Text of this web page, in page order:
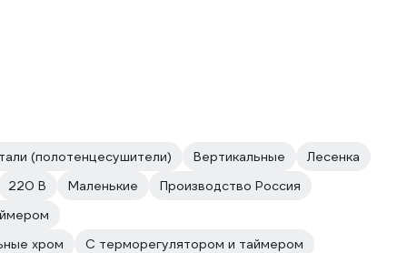
(полотенцесушители) Вертикальные
Лесенка
220 В Маленькие
Производство Россия
хром
С терморегулятором и таймером